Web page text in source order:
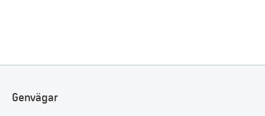
Genvägar